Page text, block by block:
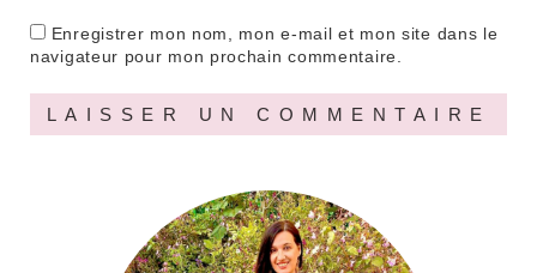
Enregistrer mon nom, mon e-mail et mon site dans le
navigateur pour mon prochain commentaire.